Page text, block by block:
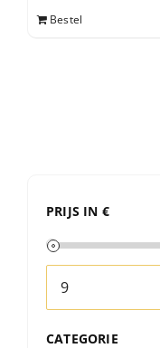
Bestel
PRIJS IN €
CATEGORIE